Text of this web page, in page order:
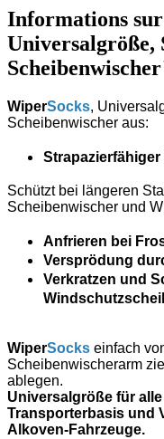
Informations
Universalgröße,
WiperSocks,
Scheibenwischer aus:
Strapazierfähiger
Schützt bei längeren
Scheibenwischer und
Anfrieren bei
Versprödung
Verkratzen und
WiperSocks einfach
Scheibenwischerarm
ablegen.
Universalgröße für
Transporterbasis und
Alkoven-Fahrzeuge.